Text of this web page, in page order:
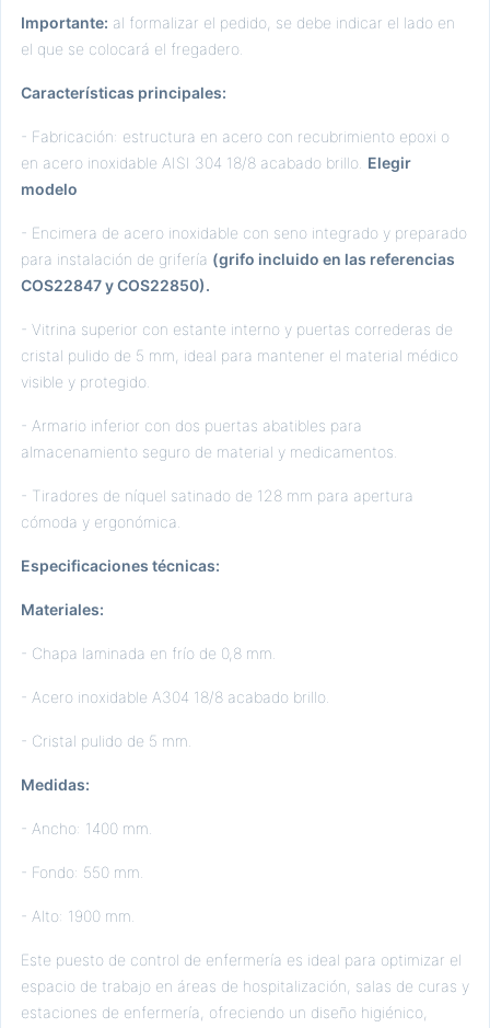
Importante: al formalizar el pedido, se debe indicar el lado en
el que se colocará el fregadero.
Características principales:
- Fabricación: estructura en acero con recubrimiento epoxi o
en acero inoxidable AISI 304 18/8 acabado brillo. Elegir
modelo
- Encimera de acero inoxidable con seno integrado y preparado
para instalación de grifería (grifo incluido en las referencias
COS22847 y COS22850).
- Vitrina superior con estante interno y puertas correderas de
cristal pulido de 5 mm, ideal para mantener el material médico
visible y protegido.
- Armario inferior con dos puertas abatibles para
almacenamiento seguro de material y medicamentos.
- Tiradores de níquel satinado de 128 mm para apertura
cómoda y ergonómica.
Especificaciones técnicas:
Materiales:
- Chapa laminada en frío de 0,8 mm.
- Acero inoxidable A304 18/8 acabado brillo.
- Cristal pulido de 5 mm.
Medidas:
- Ancho: 1400 mm.
- Fondo: 550 mm.
- Alto: 1900 mm.
Este puesto de control de enfermería es ideal para optimizar el
espacio de trabajo en áreas de hospitalización, salas de curas y
estaciones de enfermería, ofreciendo un diseño higiénico,